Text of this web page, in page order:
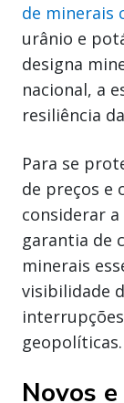
de minerais
urânio e
designa
nacional, a
resiliência
Para se
de preços e
considerar
garantia de
minerais
visibilidade
geopolíticas.
Novos